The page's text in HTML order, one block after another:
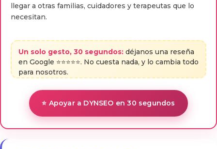
llegar a otras familias, cuidadores y terapeutas que lo
necesitan.
Un solo gesto, 30 segundos: déjanos una reseña
en Google ⭐⭐⭐⭐⭐. No cuesta nada, y lo cambia todo
para nosotros.
⭐ Apoyar a DYNSEO en 30 segundos